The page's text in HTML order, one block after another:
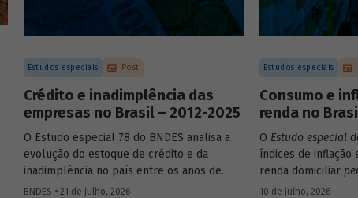
Estudos especiais Post
Crédito e inadimplência das
empresas no Brasil – 2012-2025
O Estudo especial 78 do BNDES analisa a
evolução do estoque de crédito e da
inadimplência no país entre os anos de
2012 e 2025, explorando dois recortes
BNDES • 21 de julho, 2026
Estudos especiais
Consumo e
renda no
O Estudo especial
índices de inflação
renda domiciliar
estruturas de
10 de julho, 2026